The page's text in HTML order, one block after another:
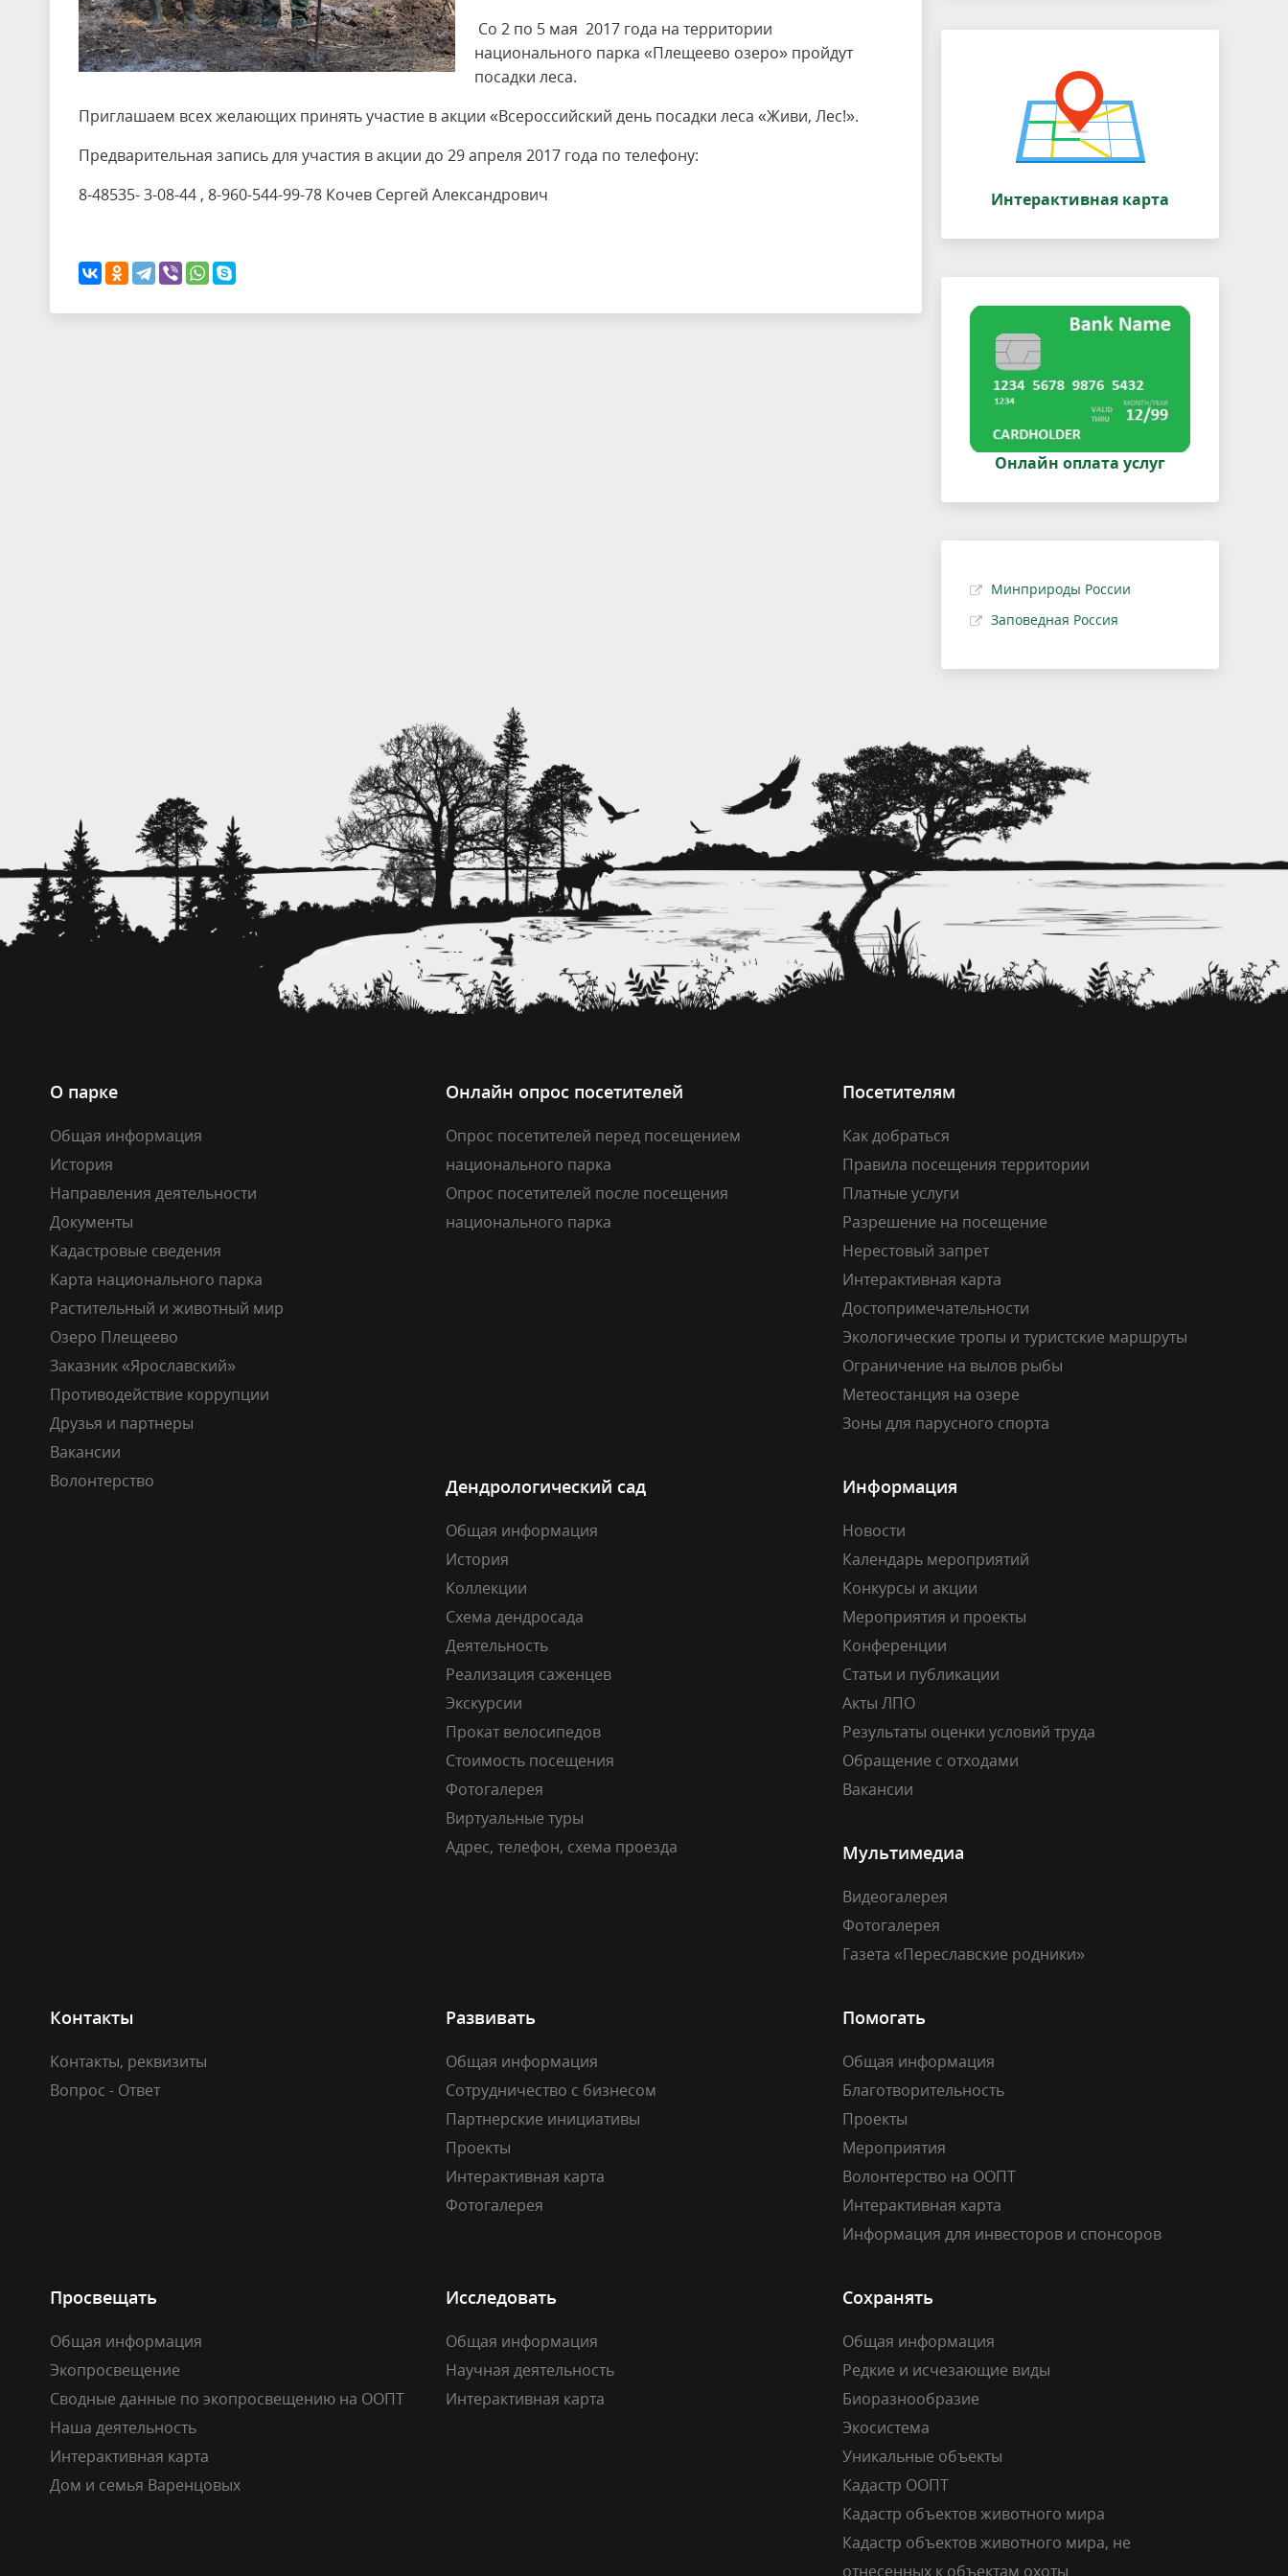
Со 2 по 5 мая 2017 года на территории
национального парка «Плещеево озеро» пройдут
посадки леса.
Приглашаем всех желающих принять участие в акции «Всероссийский день посадки леса «Живи, Лес!».
Предварительная запись для участия в акции до 29 апреля 2017 года по телефону:
8-48535- 3-08-44 , 8-960-544-99-78 Кочев Сергей Александрович
Интерактивная карта
Онлайн оплата услуг
Минприроды России
Заповедная Россия
О парке
Общая информация
История
Направления деятельности
Документы
Кадастровые сведения
Карта национального парка
Растительный и животный мир
Озеро Плещеево
Заказник «Ярославский»
Противодействие коррупции
Друзья и партнеры
Вакансии
Волонтерство
Онлайн опрос посетителей
Опрос посетителей перед посещением
национального парка
Опрос посетителей после посещения
национального парка
Посетителям
Как добраться
Правила посещения территории
Платные услуги
Разрешение на посещение
Нерестовый запрет
Интерактивная карта
Достопримечательности
Экологические тропы и туристские маршруты
Ограничение на вылов рыбы
Метеостанция на озере
Зоны для парусного спорта
Дендрологический сад
Общая информация
История
Коллекции
Схема дендросада
Деятельность
Реализация саженцев
Экскурсии
Прокат велосипедов
Стоимость посещения
Фотогалерея
Виртуальные туры
Адрес, телефон, схема проезда
Информация
Новости
Календарь мероприятий
Конкурсы и акции
Мероприятия и проекты
Конференции
Статьи и публикации
Акты ЛПО
Результаты оценки условий труда
Обращение с отходами
Вакансии
Мультимедиа
Видеогалерея
Фотогалерея
Газета «Переславские родники»
Контакты
Контакты, реквизиты
Вопрос - Ответ
Развивать
Общая информация
Сотрудничество с бизнесом
Партнерские инициативы
Проекты
Интерактивная карта
Фотогалерея
Помогать
Общая информация
Благотворительность
Проекты
Мероприятия
Волонтерство на ООПТ
Интерактивная карта
Информация для инвесторов и спонсоров
Просвещать
Общая информация
Экопросвещение
Сводные данные по экопросвещению на ООПТ
Наша деятельность
Интерактивная карта
Дом и семья Варенцовых
Исследовать
Общая информация
Научная деятельность
Интерактивная карта
Сохранять
Общая информация
Редкие и исчезающие виды
Биоразнообразие
Экосистема
Уникальные объекты
Кадастр ООПТ
Кадастр объектов животного мира
Кадастр объектов животного мира, не
отнесенных к объектам охоты